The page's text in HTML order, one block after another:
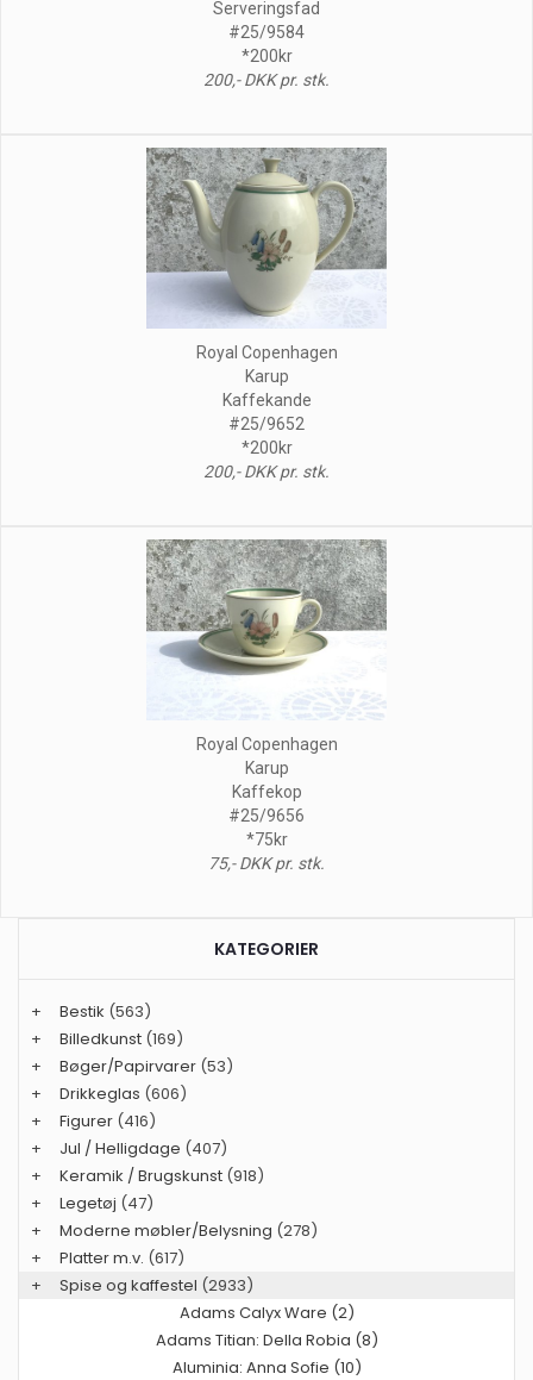
Serveringsfad
#25/9584
*200kr
200,- DKK pr. stk.
Royal Copenhagen
Karup
Kaffekande
#25/9652
*200kr
200,- DKK pr. stk.
Royal Copenhagen
Karup
Kaffekop
#25/9656
*75kr
75,- DKK pr. stk.
KATEGORIER
+ Bestik (563)
+
Billedkunst (169)
+
Bøger/Papirvarer (53)
+
Drikkeglas (606)
+
Figurer (416)
+
Jul / Helligdage (407)
+
Keramik / Brugskunst (918)
+
Legetøj (47)
+
Moderne møbler/Belysning (278)
+
Platter m.v. (617)
+
Spise og kaffestel (2933)
Adams Calyx Ware (2)
Adams Titian: Della Robia (8)
Aluminia: Anna Sofie (10)